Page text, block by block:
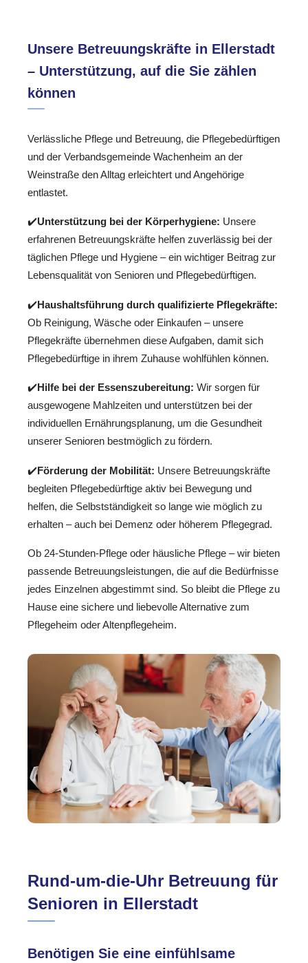
Unsere Betreuungskräfte in Ellerstadt
– Unterstützung, auf die Sie zählen
können
Verlässliche Pflege und Betreuung, die Pflegebedürftigen
und der Verbandsgemeinde Wachenheim an der
Weinstraße den Alltag erleichtert und Angehörige
entlastet.
✔️Unterstützung bei der Körperhygiene: Unsere
erfahrenen Betreuungskräfte helfen zuverlässig bei der
täglichen Pflege und Hygiene – ein wichtiger Beitrag zur
Lebensqualität von Senioren und Pflegebedürftigen.
✔️Haushaltsführung durch qualifizierte Pflegekräfte:
Ob Reinigung, Wäsche oder Einkaufen – unsere
Pflegekräfte übernehmen diese Aufgaben, damit sich
Pflegebedürftige in ihrem Zuhause wohlfühlen können.
✔️Hilfe bei der Essenszubereitung: Wir sorgen für
ausgewogene Mahlzeiten und unterstützen bei der
individuellen Ernährungsplanung, um die Gesundheit
unserer Senioren bestmöglich zu fördern.
✔️Förderung der Mobilität: Unsere Betreuungskräfte
begleiten Pflegebedürftige aktiv bei Bewegung und
helfen, die Selbstständigkeit so lange wie möglich zu
erhalten – auch bei Demenz oder höherem Pflegegrad.
Ob 24-Stunden-Pflege oder häusliche Pflege – wir bieten
passende Betreuungsleistungen, die auf die Bedürfnisse
jedes Einzelnen abgestimmt sind. So bleibt die Pflege zu
Hause eine sichere und liebevolle Alternative zum
Pflegeheim oder Altenpflegeheim.
Rund-um-die-Uhr Betreuung für
Senioren in Ellerstadt
Benötigen Sie eine einfühlsame